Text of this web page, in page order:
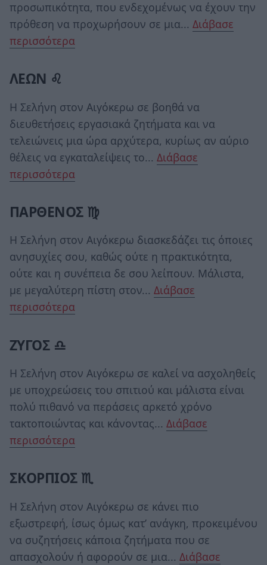
προσωπικότητα, που ενδεχομένως να έχουν την
πρόθεση να προχωρήσουν σε μια... Διάβασε
περισσότερα
ΛΕΩΝ ♌
Η Σελήνη στον Αιγόκερω σε βοηθά να
διευθετήσεις εργασιακά ζητήματα και να
τελειώνεις μια ώρα αρχύτερα, κυρίως αν αύριο
θέλεις να εγκαταλείψεις το... Διάβασε
περισσότερα
ΠΑΡΘΕΝΟΣ ♍
Η Σελήνη στον Αιγόκερω διασκεδάζει τις όποιες
ανησυχίες σου, καθώς ούτε η πρακτικότητα,
ούτε και η συνέπεια δε σου λείπουν. Μάλιστα,
με μεγαλύτερη πίστη στον... Διάβασε
περισσότερα
ΖΥΓΟΣ ♎
Η Σελήνη στον Αιγόκερω σε καλεί να ασχοληθείς
με υποχρεώσεις του σπιτιού και μάλιστα είναι
πολύ πιθανό να περάσεις αρκετό χρόνο
τακτοποιώντας και κάνοντας... Διάβασε
περισσότερα
ΣΚΟΡΠΙΟΣ ♏
Η Σελήνη στον Αιγόκερω σε κάνει πιο
εξωστρεφή, ίσως όμως κατ’ ανάγκη, προκειμένου
να συζητήσεις κάποια ζητήματα που σε
απασχολούν ή αφορούν σε μια... Διάβασε